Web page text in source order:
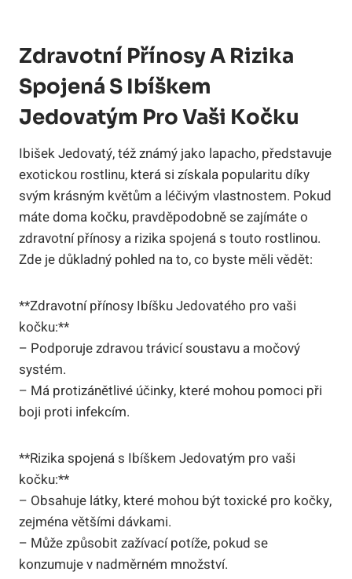
Zdravotní Přínosy A Rizika
Spojená S Ibíškem
Jedovatým Pro Vaši Kočku
Ibišek Jedovatý, též známý jako lapacho, představuje
exotickou rostlinu, která si získala popularitu díky
svým krásným květům a léčivým vlastnostem. Pokud
máte doma kočku, pravděpodobně se zajímáte o
zdravotní přínosy a rizika spojená s touto rostlinou.
Zde je důkladný pohled na to, co byste měli vědět:
**Zdravotní přínosy Ibíšku Jedovatého pro vaši
kočku:**
– Podporuje zdravou trávicí soustavu a močový
systém.
– Má protizánětlivé účinky, které mohou pomoci při
boji proti infekcím.
**Rizika spojená s Ibíškem Jedovatým pro vaši
kočku:**
– Obsahuje látky, které mohou být toxické pro kočky,
zejména většími dávkami.
– Může způsobit zažívací potíže, pokud se
konzumuje v nadměrném množství.